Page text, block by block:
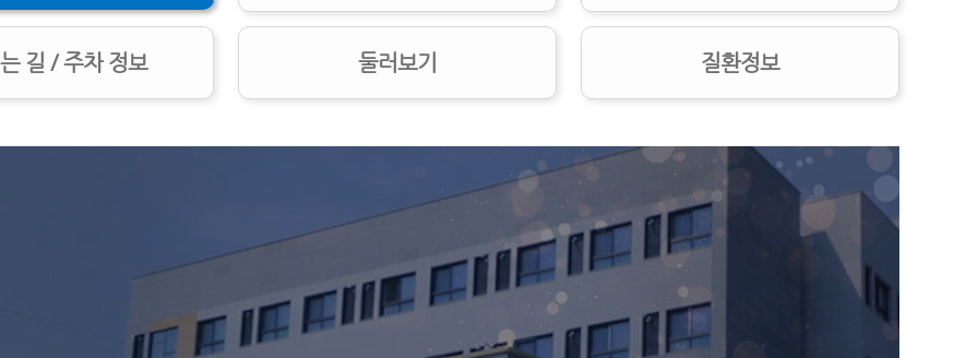
길 / 주차 정보 둘러보기 질환정보